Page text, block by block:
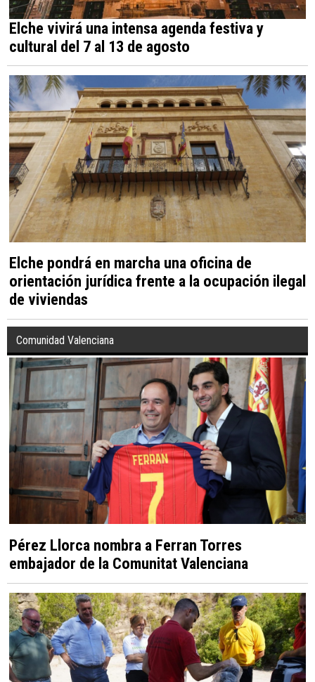
Elche vivirá una intensa agenda festiva y
cultural del 7 al 13 de agosto
Elche pondrá en marcha una oficina de
orientación jurídica frente a la ocupación ilegal
de viviendas
Comunidad Valenciana
Pérez Llorca nombra a Ferran Torres
embajador de la Comunitat Valenciana